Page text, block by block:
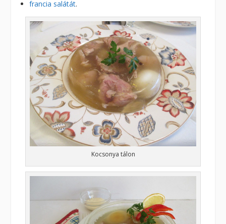
francia salátát.
Kocsonya tálon